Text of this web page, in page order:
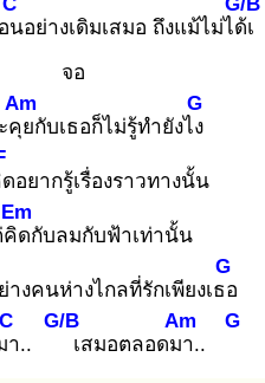
นอย่างเดิมเสมอ ถึงแม้ไม่ได้เ
จอ
คุย
Am
กับเธอก็ไม่รู้ทำยังไง
G
อยากรู้เรื่องราวทางนั้น
คิด
Em
กับลมกับฟ้าเท่านั้น
างคนห่างไกลที่รักเพียงเธอ
G
า
C
..
G/B
เสมอตลอดมา
Am
..
G